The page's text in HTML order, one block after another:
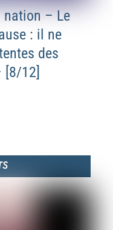
nation – Le
: il ne
des
12]